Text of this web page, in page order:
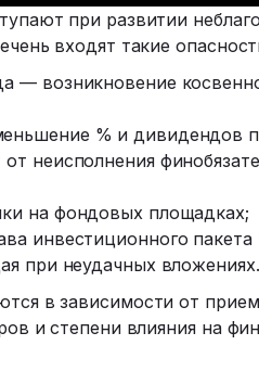
при развитии
входят такие
— возникновение
% и дивидендов
неисполнения
на фондовых площадках;
инвестиционного
при неудачных вложениях.
в зависимости от
и степени влияния на